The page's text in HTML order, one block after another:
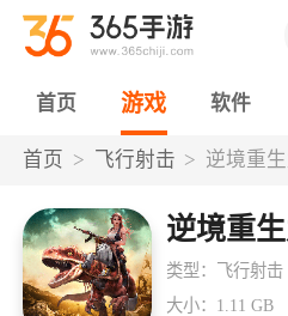
首页 游戏 软件
首页 飞行射击 逆境重
逆境重
类型：飞行射击
大小：1.11 GB